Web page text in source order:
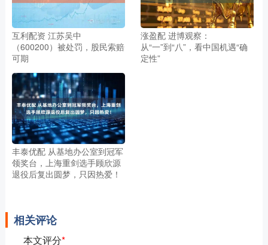
互利配资 江苏吴中
（600200）被处罚，股民索赔
可期
涨盈配 进博观察：
从“一”到“八”，看中国机遇“确
定性”
丰泰优配 从基地办公室到冠军
领奖台，上海重剑选手顾欣源
退役后复出圆梦，只因热爱！
相关评论
本文评分*